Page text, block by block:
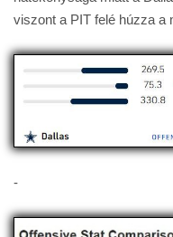
viszont a PIT felé húzza a
-